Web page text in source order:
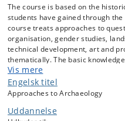
The course is based on the
students have gained through
course treats approaches to
organisation, gender studies,
technical development, art and
thematically. The basic
students will prepare for each
about these approaches and
discussions and group
example of an approach to an
Vis mere
Engelsk titel
Approaches to Archaeology
Uddannelse